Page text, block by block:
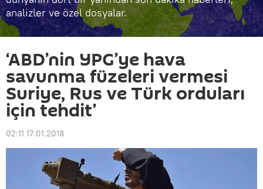
analizler ve özel dosyalar.
‘ABD’nin YPG’ye hava
savunma füzeleri vermesi
Suriye, Rus ve Türk orduları
için tehdit’
02:11 17.01.2018